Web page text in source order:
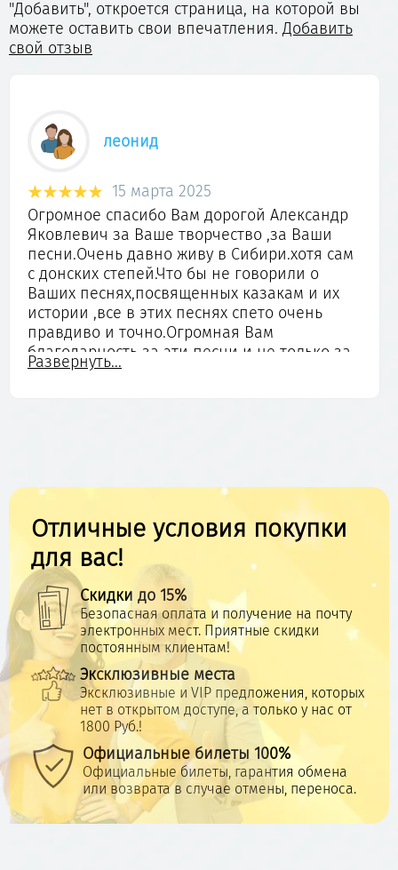
"Добавить", откроется страница, на которой вы
можете оставить свои впечатления.Добавить
свой отзыв
Брянцева Татьяна Викторовна
01 января 2025
Простите, ещё скажу, так живу то я в
Таганроге, вот и бывают у нас
ситуации....воздушные тревоги...так нам
чтоб так страшно не было, я Вас включаю
на всю громкость на ноутбуке и сидим на
полу...ждём отбоя...точно говорю- как -то Вы
кремень и мы держимся....
Отличные условия покупки
для вас!
Скидки до 15%
Безопасная оплата и получение на почту
электронных мест. Приятные скидки
постоянным клиентам!
Эксклюзивные места
Эксклюзивные и VIP предложения, которых
нет в открытом доступе, а только у нас от
1800 Руб.!
Официальные билеты 100%
Официальные билеты, гарантия обмена
или возврата в случае отмены, переноса.